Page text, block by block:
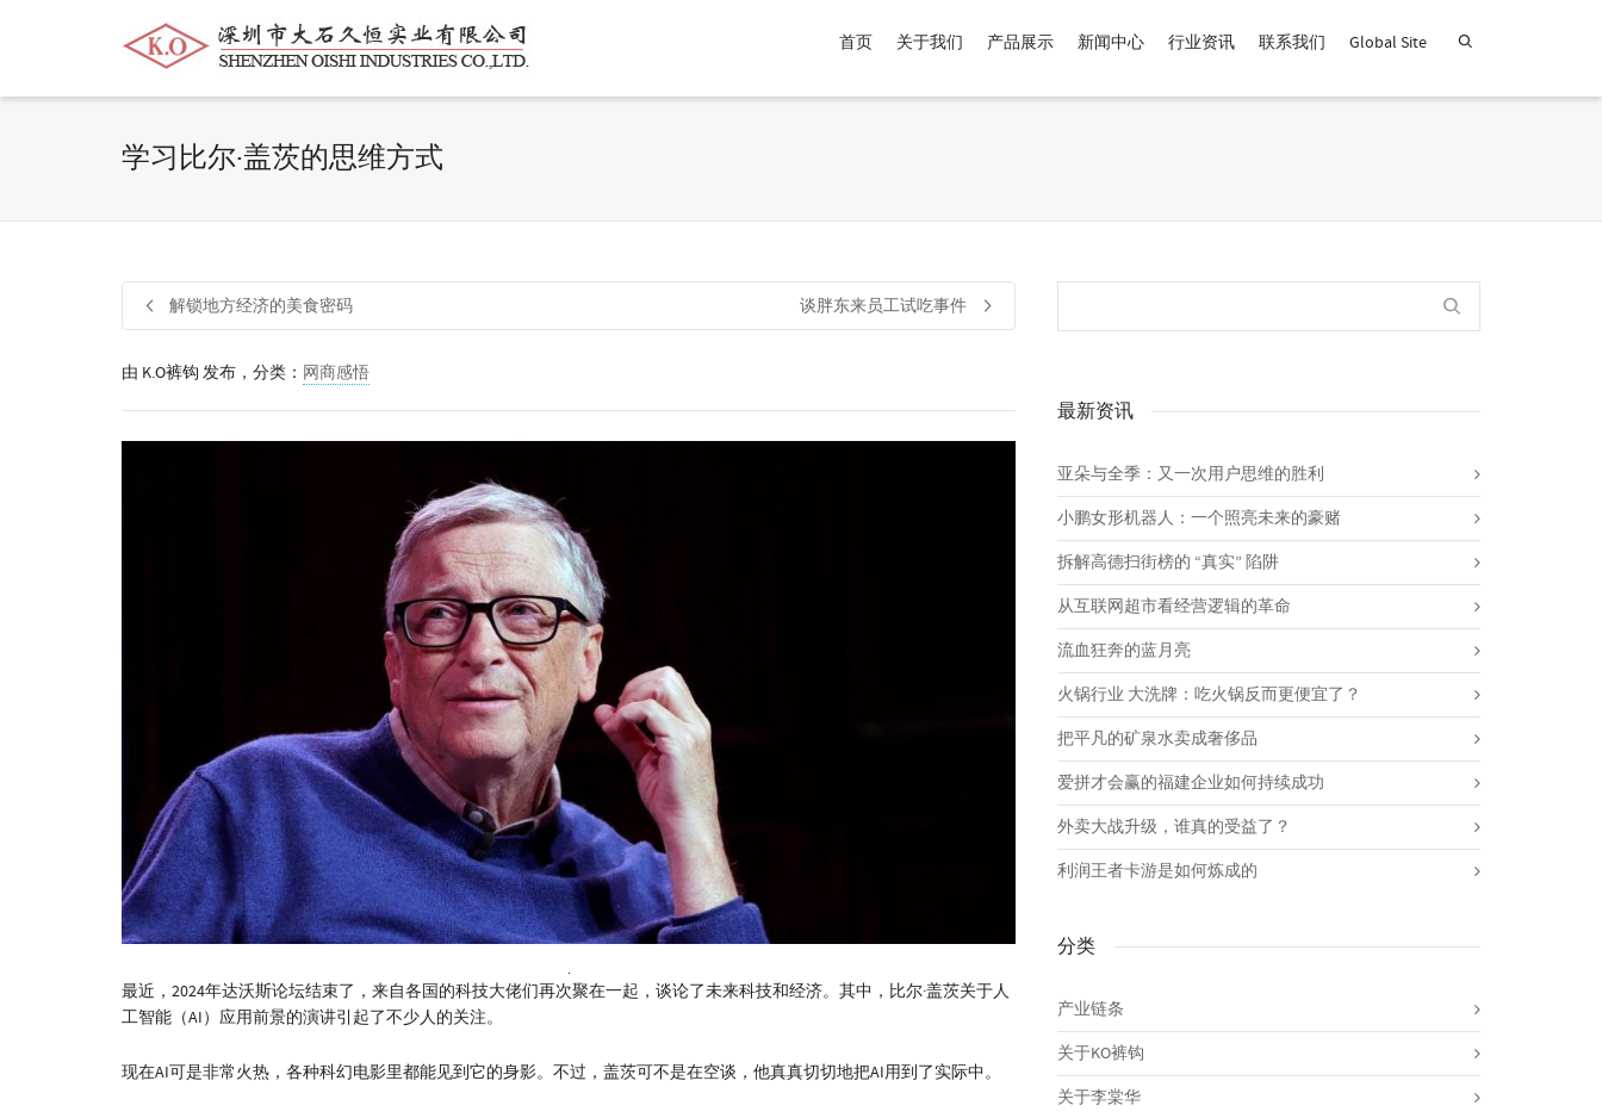
帮我查找新的衬衫尺码中号价格介于 商品，品牌为 默认品牌 .
首页 关于我们 产品展示 新闻中心 行业资讯 联系我们 Global Site
学习比尔·盖茨的思维方式
解锁地方经济的美食密码 谈胖东来员工试吃事件
由 K.O裤钩 发布，分类： 网商感悟
最近，2024年达沃斯论坛结束了，来自各国的科技大佬们再次聚在一起，谈论了未来科技和经济。其中，比尔·盖茨关于人
工智能（AI）应用前景的演讲引起了不少人的关注。
现在AI可是非常火热，各种科幻电影里都能见到它的身影。不过，盖茨可不是在空谈，他真真切切地把AI用到了实际中。
最新资讯
亚朵与全季：又一次用户思维的胜利
小鹏女形机器人：一个照亮未来的豪赌
拆解高德扫街榜的 “真实” 陷阱
从互联网超市看经营逻辑的革命
流血狂奔的蓝月亮
火锅行业 大洗牌：吃火锅反而更便宜了？
把平凡的矿泉水卖成奢侈品
爱拼才会赢的福建企业如何持续成功
外卖大战升级，谁真的受益了？
利润王者卡游是如何炼成的
分类
产业链条
关于KO裤钩
关于李棠华